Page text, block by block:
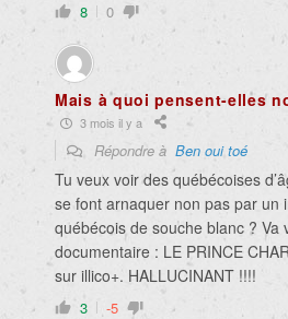
8 0
Mais à quoi pensent-elles
3 mois il y a
Répondre à Ben oui toé
Tu veux voir des québécoises
se font arnaquer non pas par un
québécois de souche blanc ? Va
documentaire : LE PRINCE
sur illico+. HALLUCINANT !!!!
3 -5